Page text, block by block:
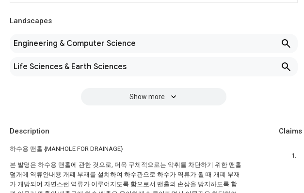
Landscapes
Engineering & Computer Science
Life Sciences & Earth Sciences
Show more
Description
하수용 맨홀 {MANHOLE FOR DRAINAGE}
본 발명은 하수용 맨홀에 관한 것으로, 더욱 구체적으로는 악취를 차단하기 위한 맨홀
덮개에 역류안내용 개폐 부재를 설치하여 하수관으로 하수가 역류가 될 때 개폐 부재
가 개방되어 자연스런 역류가 이루어지도록 함으로서 맨홀의 손상을 방지하도록 함
Claims